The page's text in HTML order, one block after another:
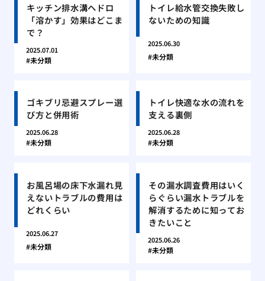
キッチン排水溝ヘドロ
「溶かす」効果はどこま
で？
2025.07.01
未分類
トイレ給水管交換失敗し
ないための知識
2025.06.30
未分類
ゴキブリ忌避スプレー選
び方と併用術
2025.06.28
未分類
トイレ快適な水の流れを
支える裏側
2025.06.28
未分類
お風呂場の床下水漏れ見
えないトラブルの費用は
どれくらい
2025.06.27
未分類
その漏水調査費用はいく
らぐらい漏水トラブルを
解消するために知ってお
きたいこと
2025.06.26
未分類